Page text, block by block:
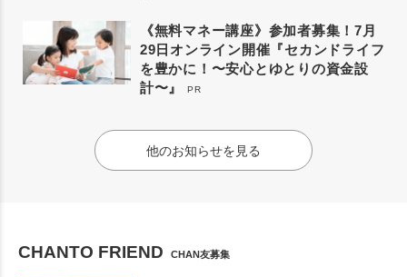
《無料マネー講座》参加者募集！7月
29日オンライン開催『セカンドライフ
を豊かに！〜安心とゆとりの資金設
計〜』
PR
他のお知らせを見る
CHANTO FRIEND CHAN友募集